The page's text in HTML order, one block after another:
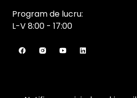
Program de lucru:
L-V 8:00 - 17:00